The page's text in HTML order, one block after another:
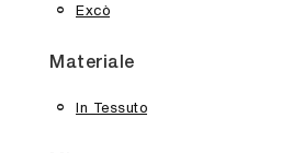
Excò
Materiale
In Tessuto